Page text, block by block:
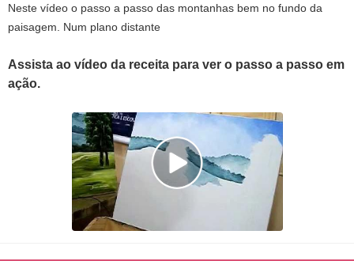
Neste vídeo o passo a passo das montanhas bem no fundo da
paisagem. Num plano distante
Assista ao vídeo da receita para ver o passo a passo em
ação.